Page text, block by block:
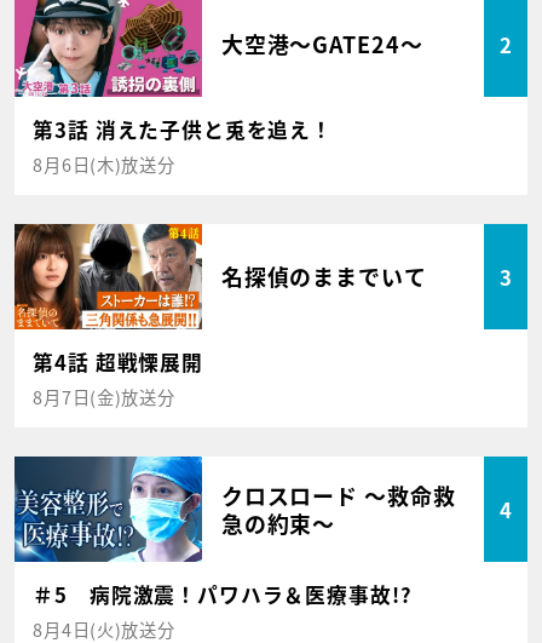
大空港～GATE24～ 2
第3話 消えた子供と兎を追え！
8月6日(木)放送分
名探偵のままでいて 3
第4話 超戦慄展開
8月7日(金)放送分
クロスロード ～救命救
急の約束～
4
＃5 病院激震！パワハラ＆医療事故!?
8月4日(火)放送分